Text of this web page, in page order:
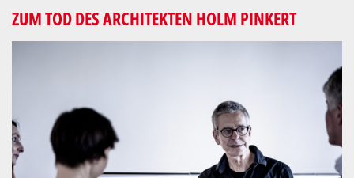
ZUM TOD DES ARCHITEKTEN HOLM PINKERT